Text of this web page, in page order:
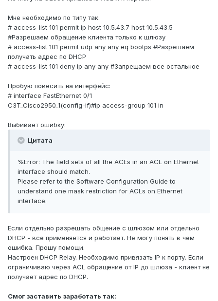
Мне необходимо по типу так:
# access-list 101 permit ip host 10.5.43.7 host 10.5.43.5
#Разрешаем обращение клиента только к шлюзу
# access-list 101 permit udp any any eq bootps #Разрешаем
получать адрес по DHCP
# access-list 101 deny ip any any #Запрещаем все остальное
Пробую повесить на интерфейс:
# interface FastEthernet 0/1
C3T_Cisco2950_1(config-if)#ip access-group 101 in
Выбивает ошибку:
Цитата
%Error: The field sets of all the ACEs in an ACL on Ethernet
interface should match.
Please refer to the Software Configuration Guide to
understand one mask restriction for ACLs on Ethernet
interface.
Если отдельно разрешать общение с шлюзом или отдельно
DHCP - все применяется и работает. Не могу понять в чем
ошибка. Прошу помощи.
Настроен DHCP Relay. Необходимо привязать IP к порту. Если
ограничиваю через ACL обращение от IP до шлюза - клиент не
получает адрес по DHCP.
Смог заставить заработать так: